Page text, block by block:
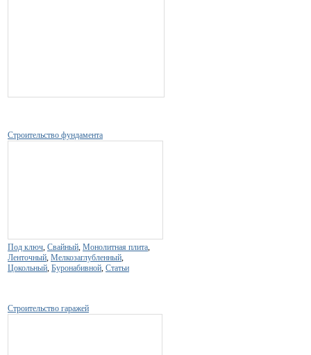
Строительство фундамента
Под ключ, Свайный, Монолитная плита,
Ленточный, Мелкозаглубленный,
Цокольный, Буронабивной, Статьи
Строительство гаражей